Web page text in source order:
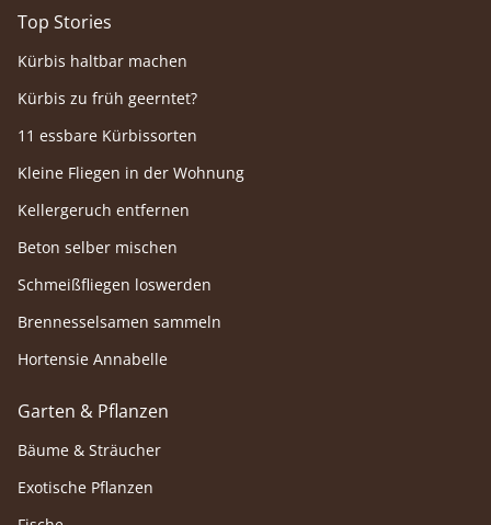
Top Stories
Kürbis haltbar machen
Kürbis zu früh geerntet?
11 essbare Kürbissorten
Kleine Fliegen in der Wohnung
Kellergeruch entfernen
Beton selber mischen
Schmeißfliegen loswerden
Brennesselsamen sammeln
Hortensie Annabelle
Garten & Pflanzen
Bäume & Sträucher
Exotische Pflanzen